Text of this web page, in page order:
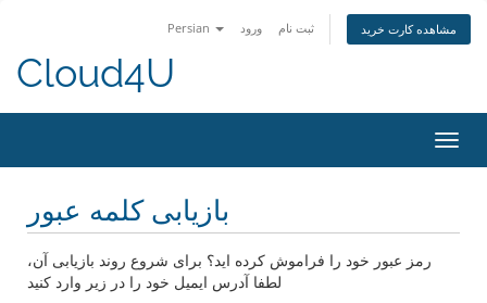
Persian ورود ثبت نام مشاهده کارت خرید
Cloud4U
تغییر
بازیابی کلمه عبور
رمز عبور خود را فراموش کرده اید؟ برای شروع روند بازیابی آن،
لطفا آدرس ایمیل خود را در زیر وارد کنید